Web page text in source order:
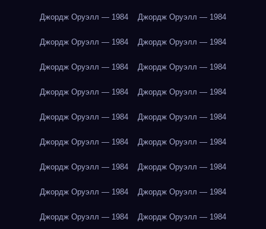
Джордж Оруэлл — 1984 Джордж Оруэлл — 1984
Джордж Оруэлл — 1984 Джордж Оруэлл — 1984
Джордж Оруэлл — 1984 Джордж Оруэлл — 1984
Джордж Оруэлл — 1984 Джордж Оруэлл — 1984
Джордж Оруэлл — 1984 Джордж Оруэлл — 1984
Джордж Оруэлл — 1984 Джордж Оруэлл — 1984
Джордж Оруэлл — 1984 Джордж Оруэлл — 1984
Джордж Оруэлл — 1984 Джордж Оруэлл — 1984
Джордж Оруэлл — 1984 Джордж Оруэлл — 1984